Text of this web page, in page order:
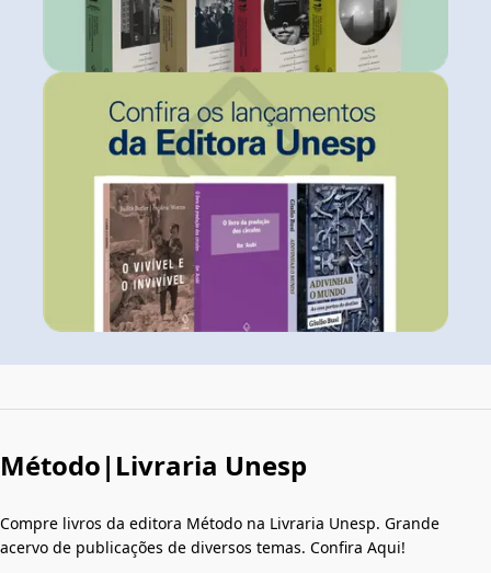
Método|Livraria Unesp
Compre livros da editora Método na Livraria Unesp. Grande
acervo de publicações de diversos temas. Confira Aqui!